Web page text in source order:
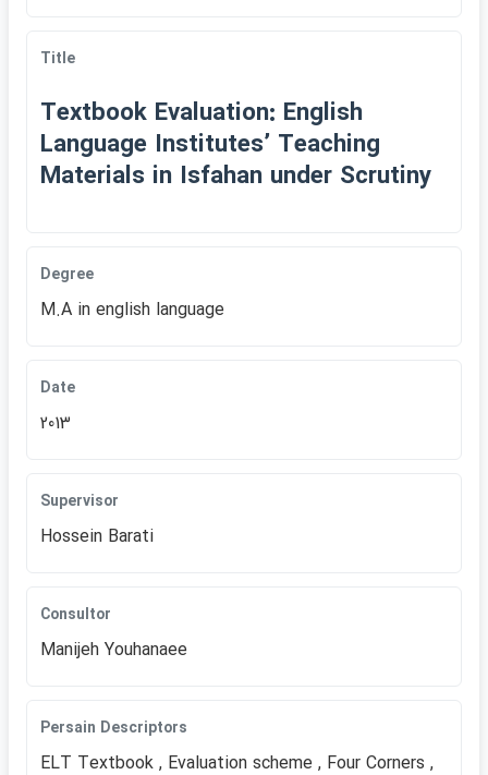
Title
Textbook Evaluation: English
Language Institutes’ Teaching
Materials in Isfahan under Scrutiny
Degree
M.A in english language
Date
2013
Supervisor
Hossein Barati
Consultor
Manijeh Youhanaee
Persain Descriptors
ELT Textbook , Evaluation scheme , Four Corners ,